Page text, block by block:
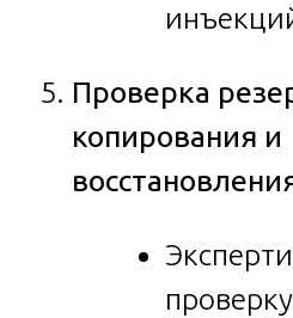
Проверка
копирования и